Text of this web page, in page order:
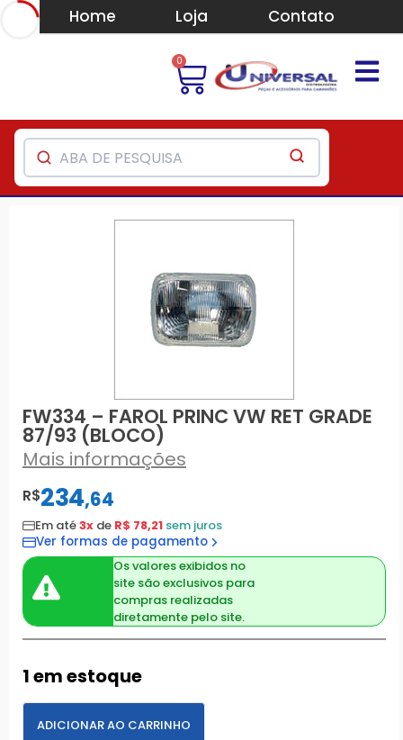
Home Loja Contato
0
FW334 – FAROL PRINC VW RET GRADE
87/93 (BLOCO)
Mais informações
R$234,64
Em até3x de R$ 78,21 sem juros
Ver formas de pagamento
Os valores exibidos no
site são exclusivos para
compras realizadas
diretamente pelo site.
1 em estoque
ADICIONAR AO CARRINHO